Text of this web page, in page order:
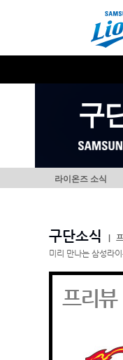
구
라이온즈 소식
구단소식
미리 만나는 삼성라
프리뷰